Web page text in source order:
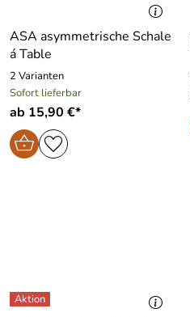
ASA asymmetrische Schale
á Table
2 Varianten
Sofort lieferbar
ab 15,90 €*